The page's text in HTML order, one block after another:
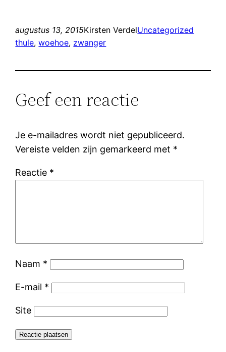
augustus 13, 2015Kirsten VerdelUncategorized
thule, woehoe, zwanger
Geef een reactie
Je e-mailadres wordt niet gepubliceerd.
Vereiste velden zijn gemarkeerd met *
Reactie *
Naam *
E-mail *
Site